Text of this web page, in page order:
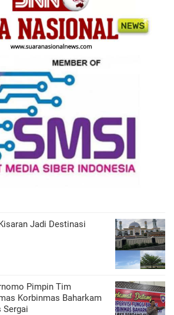
Jadi Destinasi
Pimpin Tim
Korbinmas Baharkam
Sergai